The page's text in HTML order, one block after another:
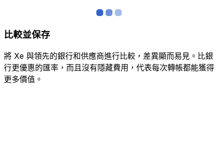
比較並保存
將 Xe 與領先的銀行和供應商進行比較，差異顯而易見。比銀
行更優惠的匯率，而且沒有隱藏費用，代表每次轉帳都能獲得
更多價值。